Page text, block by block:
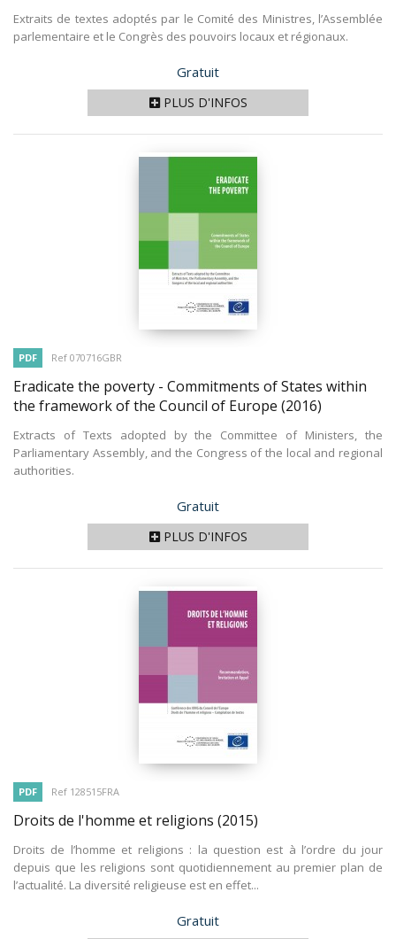
Extraits de textes adoptés par le Comité des Ministres, l’Assemblée
parlementaire et le Congrès des pouvoirs locaux et régionaux.
Prix
Gratuit
PLUS D'INFOS
PDF Ref 070716GBR
Eradicate the poverty - Commitments of States within
the framework of the Council of Europe (2016)
Extracts of Texts adopted by the Committee of Ministers, the
Parliamentary Assembly, and the Congress of the local and regional
authorities.
Prix
Gratuit
PLUS D'INFOS
PDF Ref 128515FRA
Droits de l'homme et religions (2015)
Droits de l’homme et religions : la question est à l’ordre du jour
depuis que les religions sont quotidiennement au premier plan de
l’actualité. La diversité religieuse est en effet...
Prix
Gratuit